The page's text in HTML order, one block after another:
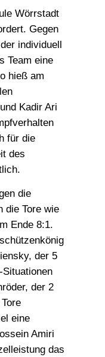
Wörrstadt
Gegen
individuell
Team eine
hieß am
Kadir Ari
für die
des
die
die Tore wie
Ende 8:1.
der 5
der 2
eine
Amiri
das